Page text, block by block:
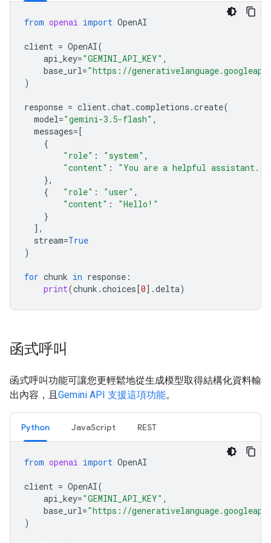
from openai import OpenAI
client = OpenAI(
api_key="GEMINI_API_KEY" ,
base_url="https://
)
response = client.chat.completions .create(
model="gemini-3.5-flash" ,
messages=[
{
"role" : "system" ,
"content" :
"You are a helpful assistant."
},
{
"role" : "user" ,
"content" :
"Hello!"
}
],
stream=True
)
for chunk in response :
print(chunk .choices[0] .delta)
函式呼叫
函式呼叫功能可讓您更輕鬆地從生成模型取得結構化資料輸
出內容，且 Gemini API 支援這項功能。
Python JavaScript REST
from openai import OpenAI
client = OpenAI(
api_key="GEMINI_API_KEY" ,
base_url="https://
)